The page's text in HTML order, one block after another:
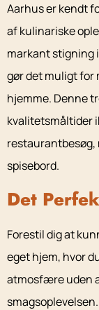
Aarhus er kendt
af kulinariske
markant stigning
gør det muligt for
hjemme. Denne
kvalitetsmåltider
restaurantbesøg,
spisebord.
Det
Forestil dig at
eget hjem, hvor
atmosfære uden